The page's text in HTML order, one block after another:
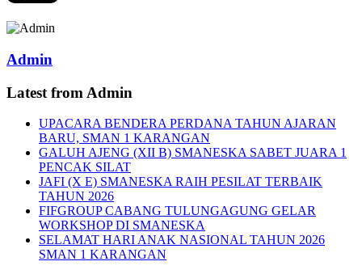
Admin
Latest from Admin
UPACARA BENDERA PERDANA TAHUN AJARAN
BARU, SMAN 1 KARANGAN
GALUH AJENG (XII B) SMANESKA SABET JUARA 1
PENCAK SILAT
JAFI (X E) SMANESKA RAIH PESILAT TERBAIK
TAHUN 2026
FIFGROUP CABANG TULUNGAGUNG GELAR
WORKSHOP DI SMANESKA
SELAMAT HARI ANAK NASIONAL TAHUN 2026
SMAN 1 KARANGAN